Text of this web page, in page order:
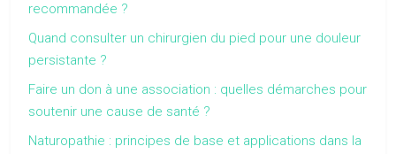
recommandée ?
Quand consulter un chirurgien du pied pour une douleur
persistante ?
Faire un don à une association : quelles démarches pour
soutenir une cause de santé ?
Naturopathie : principes de base et applications dans la